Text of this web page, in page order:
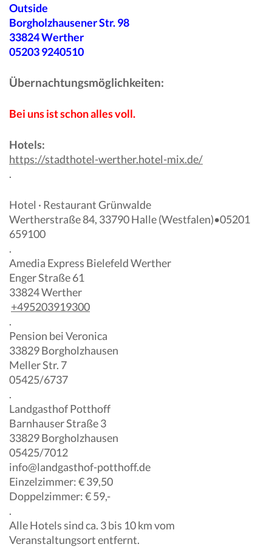
Outside
Borgholzhausener Str. 98
33824 Werther
05203 9240510
Übernachtungsmöglichkeiten:
Bei uns ist schon alles voll.
Hotels:
https://stadthotel-werther.hotel-mix.de/
.
Hotel · Restaurant Grünwalde
Wertherstraße 84, 33790 Halle (Westfalen)•05201
659100
.
Amedia Express Bielefeld Werther
Enger Straße 61
33824 Werther
+495203919300
.
Pension bei Veronica
33829 Borgholzhausen
Meller Str. 7
05425/6737
.
Landgasthof Potthoff
Barnhauser Straße 3
33829 Borgholzhausen
05425/7012
info@landgasthof-potthoff.de
Einzelzimmer: € 39,50
Doppelzimmer: € 59,-
.
Alle Hotels sind ca. 3 bis 10 km vom
Veranstaltungsort entfernt.